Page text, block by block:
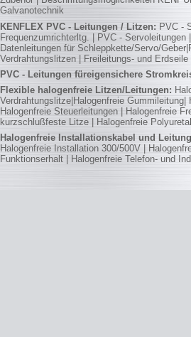
Galvanotechnik
KENFLEX PVC - Leitungen / Litzen: PVC -
Frequenzumrichterltg. | PVC - Servoleitungen
Datenleitungen für Schleppkette/Servo/
Verdrahtungslitzen | Freileitungs- und Erdseile
PVC - Leitungen füreigensichere
Flexible halogenfreie Litzen/Leitungen:
Verdrahtungslitze|Halogenfreie Gummileitung|
Halogenfreie Steuerleitungen | Halogenfreie
kurzschlußfeste Litze | Halogenfreie
Halogenfreie Installationskabel und
Halogenfreie Installation 300/500V |
Funktionserhalt | Halogenfreie Telefon- und